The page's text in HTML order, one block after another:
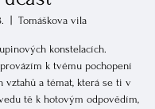
Tomáškova vila
konstelacích.
k tvému pochopení
vztahů a témat, která se ti v
tě k hotovým odpovědím,